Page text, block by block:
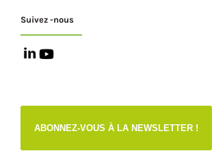
Suivez -nous
ABONNEZ-VOUS À LA NEWSLETTER !